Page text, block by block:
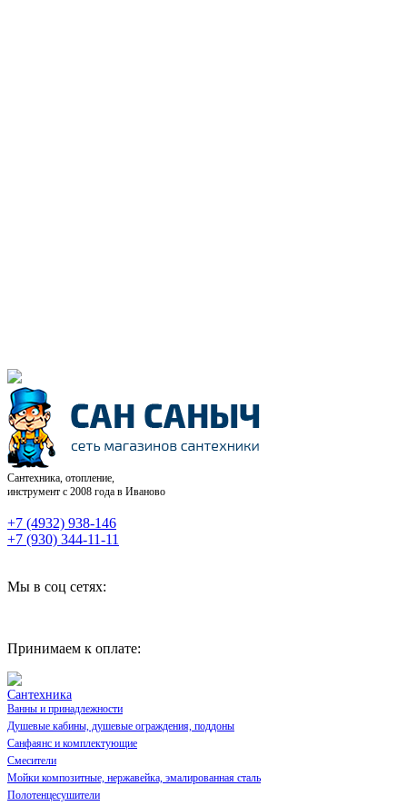
Сантехника, отопление,
инструмент с 2008 года в Иваново
+7 (4932) 938-146
+7 (930) 344-11-11
Мы в соц сетях:
Принимаем к оплате:
Сантехника
Ванны и принадлежности
Душевые кабины, душевые ограждения, поддоны
Санфаянс и комплектующие
Смесители
Мойки композитные, нержавейка, эмалированная сталь
Полотенцесушители